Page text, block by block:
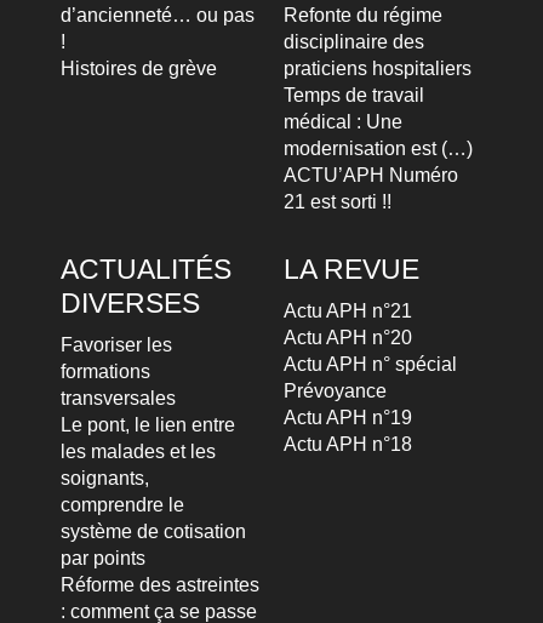
d’ancienneté… ou pas
!
Histoires de grève
Refonte du régime
disciplinaire des
praticiens hospitaliers
Temps de travail
médical : Une
modernisation est (…)
ACTU’APH Numéro
21 est sorti !!
ACTUALITÉS
DIVERSES
Favoriser les
formations
transversales
Le pont, le lien entre
les malades et les
soignants,
comprendre le
système de cotisation
par points
Réforme des astreintes
: comment ça se passe
LA REVUE
Actu APH n°21
Actu APH n°20
Actu APH n° spécial
Prévoyance
Actu APH n°19
Actu APH n°18